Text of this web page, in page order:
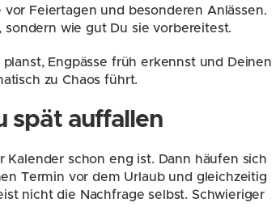
Feiertagen und besonderen Anlässen.
wie gut Du sie vorbereitest.
Engpässe früh erkennst und Deinen
zu Chaos führt.
spät auffallen
schon eng ist. Dann häufen sich
Termin vor dem Urlaub und gleichzeitig
nicht die Nachfrage selbst. Schwieriger